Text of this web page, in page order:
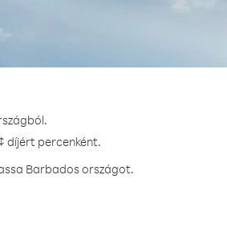
díjért percenként.
Barbados országot.